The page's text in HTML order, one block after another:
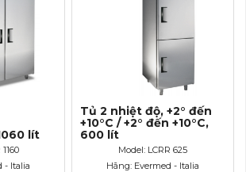
lít
- Italia
Tủ 2 nhiệt độ, +2° đến
+10°C / +2° đến +10°C,
600 lít
Model: LCRR 625
Hãng: Evermed - Italia